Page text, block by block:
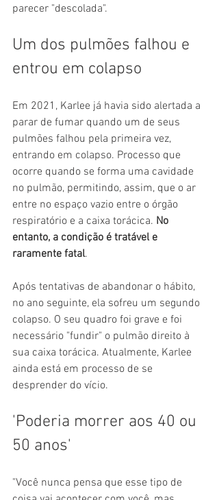
parecer "descolada".
Um dos pulmões falhou e
entrou em colapso
Em 2021, Karlee já havia sido alertada a
parar de fumar quando um de seus
pulmões falhou pela primeira vez,
entrando em colapso. Processo que
ocorre quando se forma uma cavidade
no pulmão, permitindo, assim, que o ar
entre no espaço vazio entre o órgão
respiratório e a caixa torácica. No
entanto, a condição é tratável e
raramente fatal.
Após tentativas de abandonar o hábito,
no ano seguinte, ela sofreu um segundo
colapso. O seu quadro foi grave e foi
necessário "fundir" o pulmão direito à
sua caixa torácica. Atualmente, Karlee
ainda está em processo de se
desprender do vício.
'Poderia morrer aos 40 ou
50 anos'
"Você nunca pensa que esse tipo de